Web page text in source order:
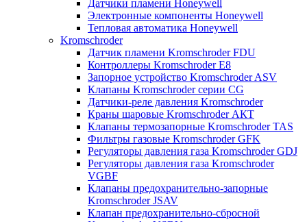
Датчики пламени Honeywell
Электронные компоненты Honeywell
Тепловая автоматика Honeywell
Kromschroder
Датчик пламени Kromschroder FDU
Контроллеры Kromschroder E8
Запорное устройство Kromschroder ASV
Клапаны Kromschroder серии CG
Датчики-реле давления Kromschroder
Краны шаровые Kromschroder АКТ
Клапаны термозапорные Kromschroder TAS
Фильтры газовые Kromschroder GFK
Регуляторы давления газа Kromschroder GDJ
Регуляторы давления газа Kromschroder
VGBF
Клапаны предохранительно-запорные
Kromschroder JSAV
Клапан предохранительно-сбросной